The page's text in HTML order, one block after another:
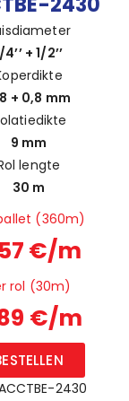
4’’ + 1/2’’
+ 0,8 mm
9 mm
lengte
30 m
(360m)
€/m
rol (30m)
€/m
2430